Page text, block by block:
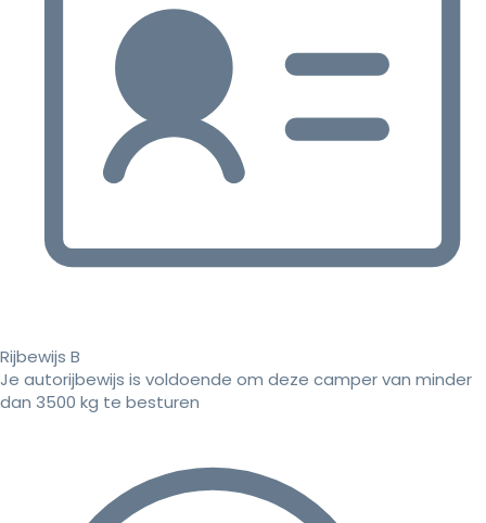
Rijbewijs B
Je autorijbewijs is voldoende om deze camper van minder
dan 3500 kg te besturen